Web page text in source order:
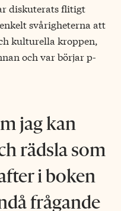
diskuterats flitigt
svårigheterna att
kulturella kroppen,
och var börjar p-
jag kan
rädsla som
i boken
frågande